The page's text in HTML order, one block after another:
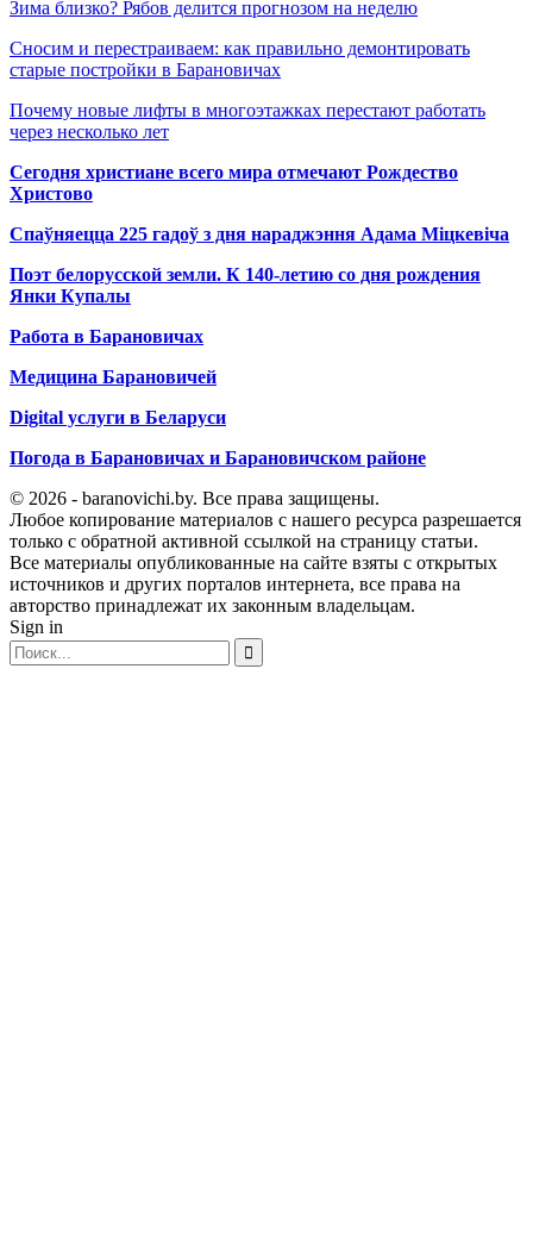
Зима близко? Рябов делится прогнозом на неделю
Сносим и перестраиваем: как правильно демонтировать
старые постройки в Барановичах
Почему новые лифты в многоэтажках перестают работать
через несколько лет
Сегодня христиане всего мира отмечают Рождество
Христово
Спаўняецца 225 гадоў з дня нараджэння Адама Міцкевіча
Поэт белорусской земли. К 140-летию со дня рождения
Янки Купалы
Работа в Барановичах
Медицина Барановичей
Digital услуги в Беларуси
Погода в Барановичах и Барановичском районе
© 2026 - baranovichi.by. Все права защищены.
Любое копирование материалов с нашего ресурса разрешается
только с обратной активной ссылкой на страницу статьи.
Все материалы опубликованные на сайте взяты с открытых
источников и других порталов интернета, все права на
авторство принадлежат их законным владельцам.
Sign in